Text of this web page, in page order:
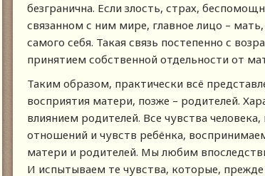
безгранична. Если злость, страх,
связанном с ним мире, главное лицо –
самого себя. Такая связь постепенно с
принятием собственной отдельности от
Таким образом, практически всё
восприятия матери, позже – родителей.
влиянием родителей. Все чувства
отношений и чувств ребёнка,
матери и родителей. Мы любим
И испытываем те чувства, которые,